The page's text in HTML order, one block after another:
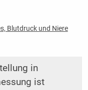
Blutdruck und Niere
in
ist